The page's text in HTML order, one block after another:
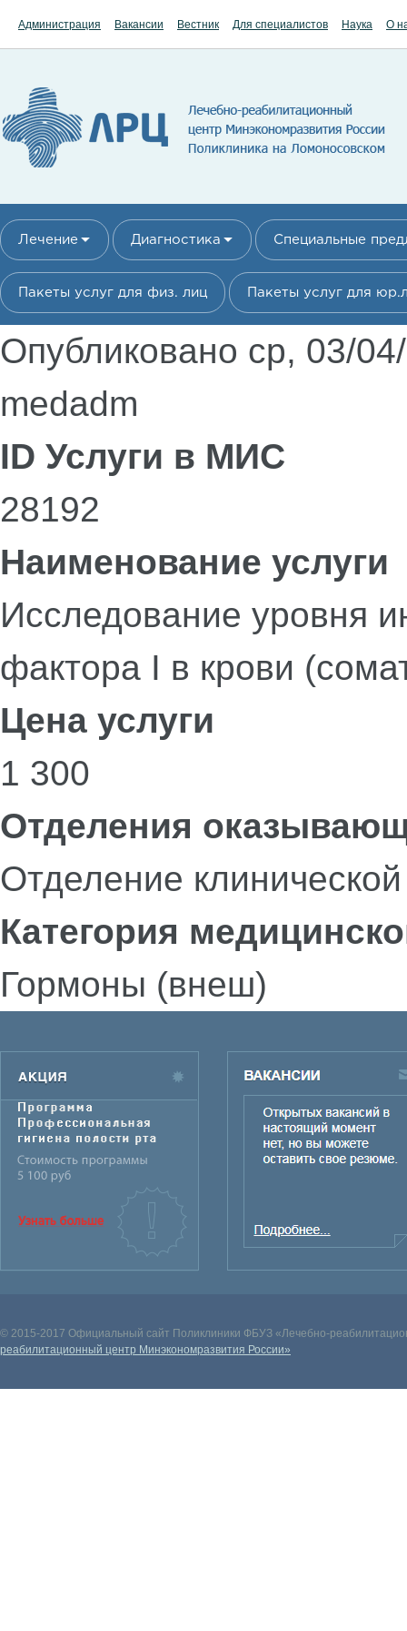
Администрация Вакансии Вестник Для специалистов Наука О
Лечение Диагностика Специальные
Пакеты услуг для физ. лиц Пакеты услуг для
Опубликовано ср, 03/
medadm
ID Услуги в МИС
28192
Наименование услуги
Исследование уровня
фактора I в крови
Цена услуги
1 300
Отделения
Отделение
Категория
Гормоны (внеш)
© 2015-2017 Официальный сайт Поликлиники ФБУЗ «Лечебно-
реабилитационный центр Минэкономразвития России»